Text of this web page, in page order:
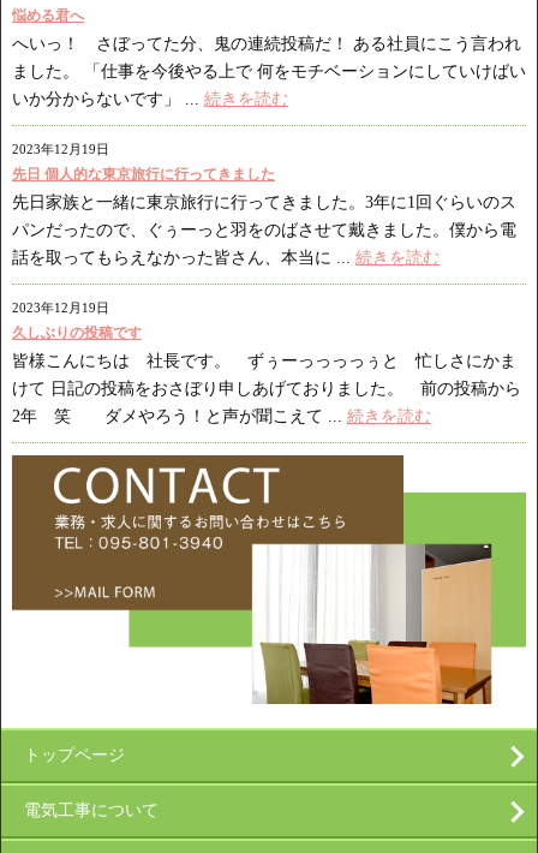
悩める君へ
へいっ！ さぼってた分、鬼の連続投稿だ！ ある社員にこう言われ
ました。 「仕事を今後やる上で 何をモチベーションにしていけばい
いか分からないです」 ... 続きを読む
2023年12月19日
先日 個人的な東京旅行に行ってきました
先日家族と一緒に東京旅行に行ってきました。3年に1回ぐらいのス
パンだったので、ぐぅーっと羽をのばさせて戴きました。僕から電
話を取ってもらえなかった皆さん、本当に ... 続きを読む
2023年12月19日
久しぶりの投稿です
皆様こんにちは 社長です。 ずぅーっっっっぅと 忙しさにかま
けて 日記の投稿をおさぼり申しあげておりました。 前の投稿から
2年 笑 ダメやろう！と声が聞こえて ... 続きを読む
トップページ
電気工事について